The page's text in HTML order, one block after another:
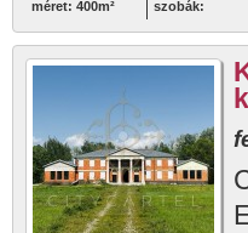
méret: 400m² szobák: